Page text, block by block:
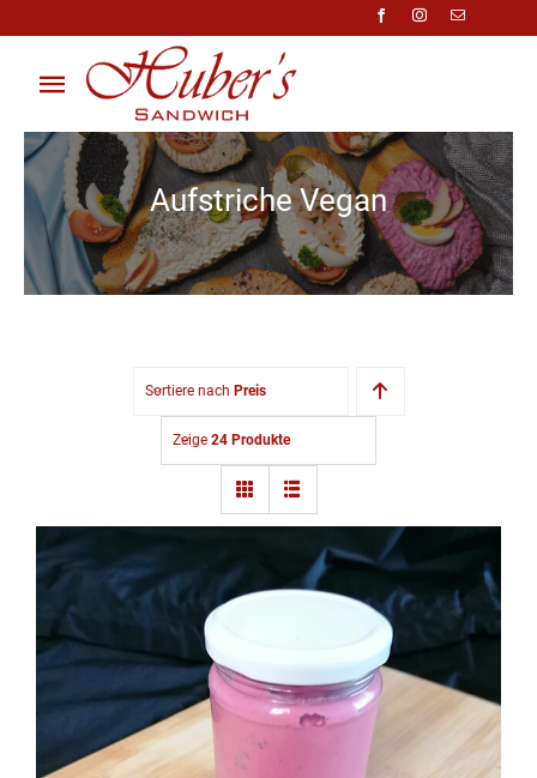
springen
Toggle
Navigation
Über Uns
Anfragen
Preisliste
Aufstriche Vegan
Sortiere nach Preis
Zeige 24 Produkte
Rote Rübe Aufstrich